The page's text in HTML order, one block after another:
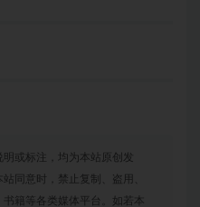
或标注，均为本站原创发
同意时，禁止复制、盗用、
籍等各类媒体平台。如若本